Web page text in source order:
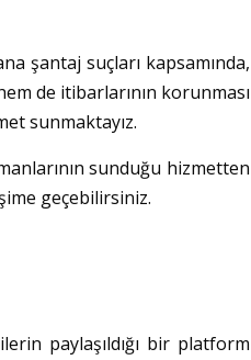
şantaj suçları kapsamında,
de itibarlarının korunması
sunmaktayız.
sunduğu hizmetten
geçebilirsiniz.
paylaşıldığı bir platform